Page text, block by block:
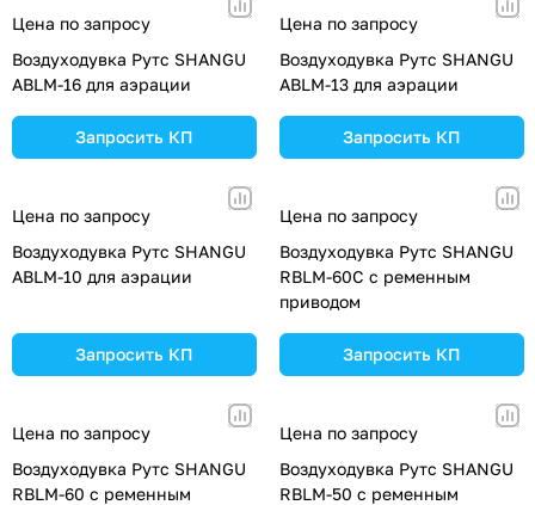
Цена по запросу
Воздуходувка Рутс SHANGU
ABLM-16 для аэрации
Запросить КП
Цена по запросу
Воздуходувка Рутс SHANGU
ABLM-13 для аэрации
Запросить КП
Цена по запросу
Воздуходувка Рутс SHANGU
ABLM-10 для аэрации
Запросить КП
Цена по запросу
Воздуходувка Рутс SHANGU
RBLM-60C с ременным
приводом
Запросить КП
Цена по запросу
Воздуходувка Рутс SHANGU
RBLM-60 с ременным
Цена по запросу
Воздуходувка Рутс SHANGU
RBLM-50 с ременным